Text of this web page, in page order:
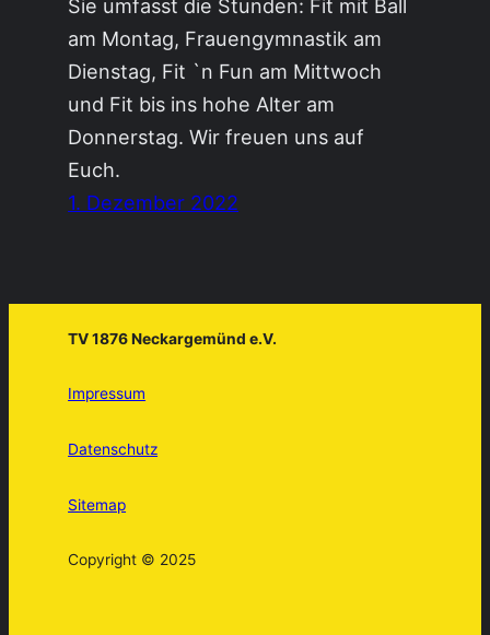
Sie umfasst die Stunden: Fit mit Ball
am Montag, Frauengymnastik am
Dienstag, Fit `n Fun am Mittwoch
und Fit bis ins hohe Alter am
Donnerstag. Wir freuen uns auf
Euch.
1. Dezember 2022
TV 1876 Neckargemünd e.V.
Impressum
Datenschutz
Sitemap
Copyright © 2025